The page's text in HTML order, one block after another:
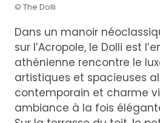
© The Dolli
Dans un manoir
sur l’Acropole, le Dolli est
athénienne rencontre le
artistiques et spacieuses
contemporain et charme
ambiance à la fois